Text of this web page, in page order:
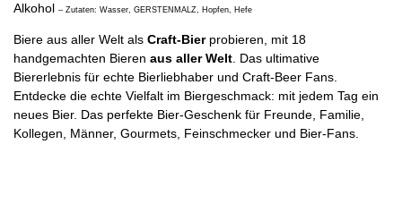
Alkohol – Zutaten: Wasser, GERSTENMALZ, Hopfen, Hefe
Biere aus aller Welt als Craft-Bierprobieren, mit 18
handgemachten Bieren aus aller Welt. Das ultimative
Biererlebnis für echte Bierliebhaber und Craft-Beer Fans.
Entdecke die echte Vielfalt im Biergeschmack: mit jedem Tag ein
neues Bier. Das perfekte Bier-Geschenk für Freunde, Familie,
Kollegen, Männer, Gourmets, Feinschmecker und Bier-Fans.